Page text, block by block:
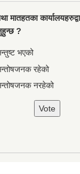
मातहतका
?
भएको
रहेको
नरहेको